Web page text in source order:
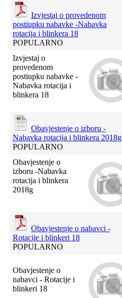
Izvjestaj o provedenom
postiupku nabavke -Nabavka
rotacija i blinkera 18
POPULARNO
Izvjestaj o
provedenom
postiupku nabavke -
Nabavka rotacija i
blinkera 18
Obavjestenje o izboru -
Nabavka rotacija i blinkera 2018g
POPULARNO
Obavjestenje o
izboru -Nabavka
rotacija i blinkera
2018g
Obavjestenje o nabavci -
Rotacije i blinkeri 18
POPULARNO
Obavjestenje o
nabavci - Rotacije i
blinkeri 18